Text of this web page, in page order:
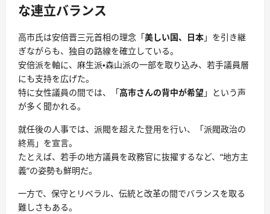
な連立バランス
高市氏は安倍晋三元首相の理念「美しい国、日本」を引き継
ぎながらも、独自の路線を確立している。
安倍派を軸に、麻生派・森山派の一部を取り込み、若手議員層
にも支持を広げた。
特に女性議員の間では、「高市さんの背中が希望」という声
が多く聞かれる。
就任後の人事では、派閥を超えた登用を行い、「派閥政治の
終焉」を宣言。
たとえば、若手の地方議員を政務官に抜擢するなど、“地方主
義”の姿勢も鮮明だ。
一方で、保守とリベラル、伝統と改革の間でバランスを取る
難しさもある。